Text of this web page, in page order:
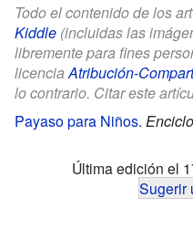
Todo el contenido de los
Kiddle (incluidas las
libremente para fines
licenciaAtribución-
lo contrario. Citar este
Payaso para Niños.
Última edición el
Sugerir